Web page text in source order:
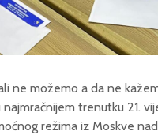
ne možemo a da ne
trenutku 21.
režima iz Moskve